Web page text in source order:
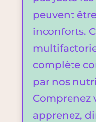
peuvent
inconforts.
complète
par nos
Comprenez
apprenez,